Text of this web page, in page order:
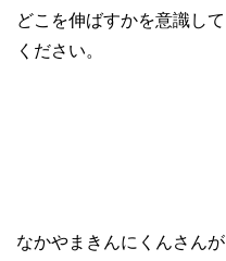
どこを伸ばすかを意識して
ください。
なかやまきんにくんさんが